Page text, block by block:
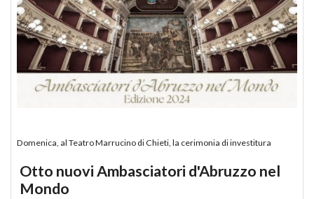
Domenica, al Teatro Marrucino di Chieti, la cerimonia di investitura
Otto nuovi Ambasciatori d'Abruzzo nel
Mondo